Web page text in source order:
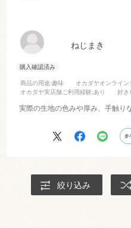
ねじまき
商品の用途:趣味 オカダヤオンライ
オカダヤ実店舗ご利用経験:あり 好き
実際の生地の色みや厚み、手触り
参
絞り込み